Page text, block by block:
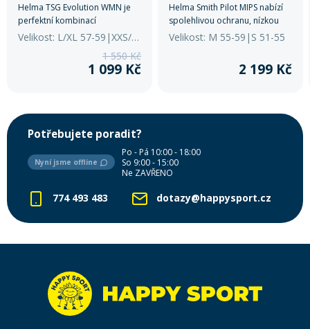
Helma TSG Evolution WMN je
perfektní kombinací
bezpečnosti, komfortu a stylu.Velikost: L/XL 57-59|XXS/XS 52-54
1 550 Kč
1 099 Kč
Helma Smith Pilot MIPS nabízí
spolehlivou ochranu, nízkou
hmotnost a vysoký komfort při
každé jízdě. Díky moderní
ideální pro rekreační i
Velikost: M 55-59|S 51-55
2 199 Kč
Potřebujete poradit?
Nyní jsme offline
Po - Pá 10:00 - 18:00
So 9:00 - 15:00
Ne ZAVŘENO
774 493 483 dotazy@happysport.cz